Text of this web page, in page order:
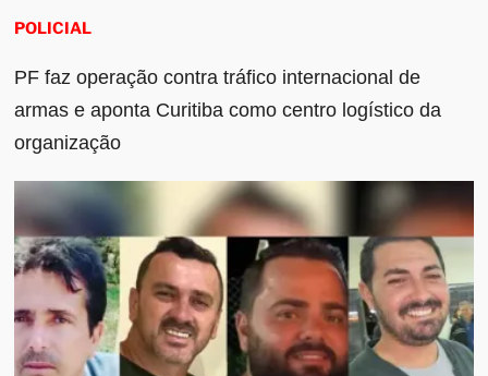
POLICIAL
PF faz operação contra tráfico internacional de
armas e aponta Curitiba como centro logístico da
organização